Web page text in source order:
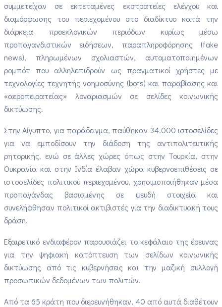
συμμετείχαν σε εκτεταμένες εκστρατείες ελέγχου και
διαμόρφωσης του περιεχομένου στο διαδίκτυο κατά την
διάρκεια προεκλογικών περιόδων κυρίως μέσω
προπαγανδιστικών ειδήσεων, παραπληροφόρησης (fake
news), πληρωμένων σχολιαστών, αυτοματοποιημένων
ρομπότ που αλληλεπιδρούν ως πραγματικοί χρήστες με
τεχνολογίες τεχνητής νοημοσύνης (bots) και παραβίασης και
«αεροπειρατείας» λογαριασμών σε σελίδες κοινωνικής
δικτύωσης.
Στην Αίγυπτο, για παράδειγμα, παύθηκαν 34.000 ιστοσελίδες
για να εμποδίσουν την διάδοση της αντιπολιτευτικής
ρητορικής, ενώ σε άλλες χώρες όπως στην Τουρκία, στην
Ουκρανία και στην Ινδία έλαβαν χώρα κυβερνοεπιθέσεις σε
ιστοσελίδες πολιτικού περιεχομένου, χρησιμοποιήθηκαν μέσα
προπαγάνδας βασισμένης σε ψευδή στοιχεία και
συνελήφθησαν πολιτικοί ακτιβιστές για την διαδικτυακή τους
δράση.
Εξαιρετικό ενδιαφέρον παρουσιάζει το κεφάλαιο της έρευνας
για την ψηφιακή κατόπτευση των σελίδων κοινωνικής
δικτύωσης από τις κυβερνήσεις και την μαζική συλλογή
προσωπικών δεδομένων των πολιτών.
Από τα 65 κράτη που διερευνήθηκαν, 40 από αυτά διαθέτουν